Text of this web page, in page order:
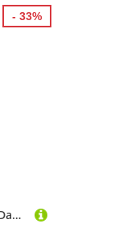
GORE WEAR TRAINING TEE Damen Amethyst Grey M/40
- 33%